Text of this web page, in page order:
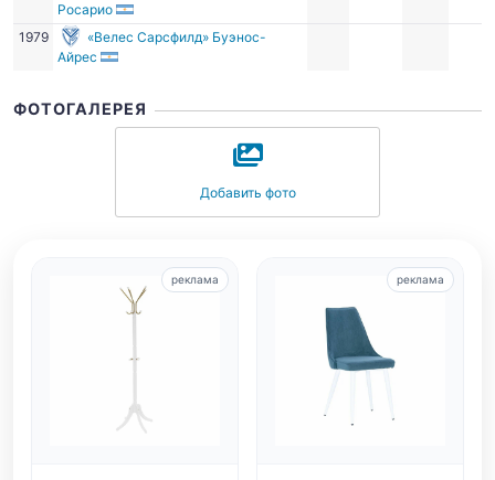
Росарио
1979
«Велес Сарсфилд» Буэнос-
Айрес
ФОТОГАЛЕРЕЯ
Добавить фото
реклама реклама